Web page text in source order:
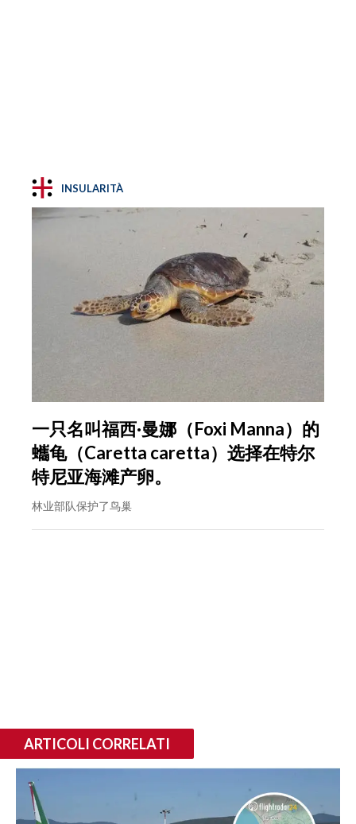
INSULARITÀ
一只名叫福西·曼娜（Foxi Manna）的
蠵龟（Caretta caretta）选择在特尔
特尼亚海滩产卵。
林业部队保护了鸟巢
ARTICOLI CORRELATI